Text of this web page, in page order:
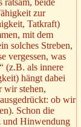
zur
Tatkraft)
mit dem
solches Streben,
vergessen, was
(z.B. als innere
hängt dabei
wir stehen,
ob wir
Schon die
und Hinwendung